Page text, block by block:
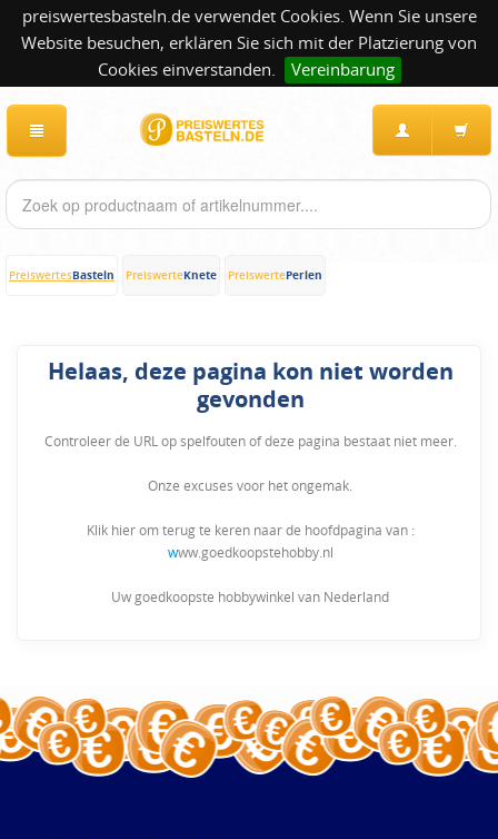
preiswertesbasteln.de verwendet Cookies. Wenn Sie unsere
Website besuchen, erklären Sie sich mit der Platzierung von
Cookies einverstanden.
Vereinbarung
PreiswertesBasteln PreiswerteKnete PreiswertePerlen
Helaas, deze pagina kon niet worden
gevonden
Controleer de URL op spelfouten of deze pagina bestaat niet meer.
Onze excuses voor het ongemak.
Klik hier om terug te keren naar de hoofdpagina van :
www.goedkoopstehobby.nl
Uw goedkoopste hobbywinkel van Nederland